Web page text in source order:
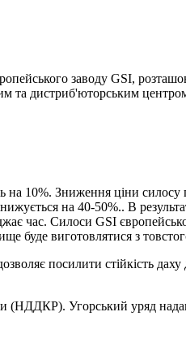
заводу GSI,
та дистриб'юторським
10%. Зниження ціни силосу
на 40-50%.. В
час. Силоси GSI
буде виготовлятися з
посилити стійкість
(НДДКР). Угорський уряд